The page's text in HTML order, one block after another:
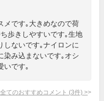
メです｡大きめなので荷
歩きしやすいです｡生地
しないです｡ナイロンに
染み込まないです｡オシ
いです｡
全てのおすすめコメント (3件) >